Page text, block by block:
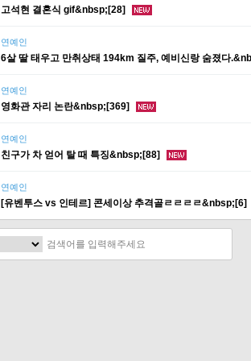
고석현 결혼식 gif&nbsp;[28]
연예인
6살 딸 태우고 만취상태 194km 질주, 예비신랑 숨졌다
연예인
영화관 자리 논란&nbsp;[369]
연예인
친구가 차 얻어 탈 때 특징&nbsp;[88]
연예인
[유벤투스 vs 인테르] 콘세이상 추격골ㄹㄹㄹㄹ&nbsp;[6]